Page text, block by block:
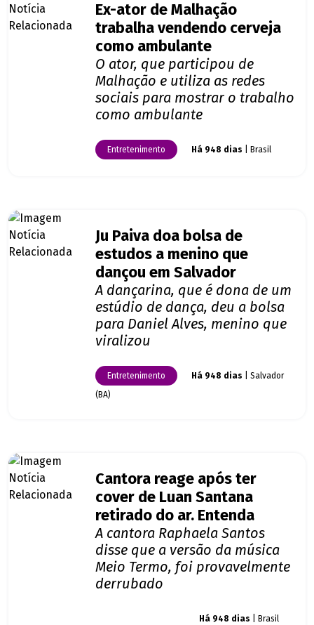
Ex-ator de Malhação
trabalha vendendo cerveja
como ambulante
O ator, que participou de
Malhação e utiliza as redes
sociais para mostrar o trabalho
como ambulante
Entretenimento Há 948 dias | Brasil
Ju Paiva doa bolsa de
estudos a menino que
dançou em Salvador
A dançarina, que é dona de um
estúdio de dança, deu a bolsa
para Daniel Alves, menino que
viralizou
Entretenimento Há 948 dias | Salvador
(BA)
Cantora reage após ter
cover de Luan Santana
retirado do ar. Entenda
A cantora Raphaela Santos
disse que a versão da música
Meio Termo, foi provavelmente
derrubado
Há 948 dias | Brasil